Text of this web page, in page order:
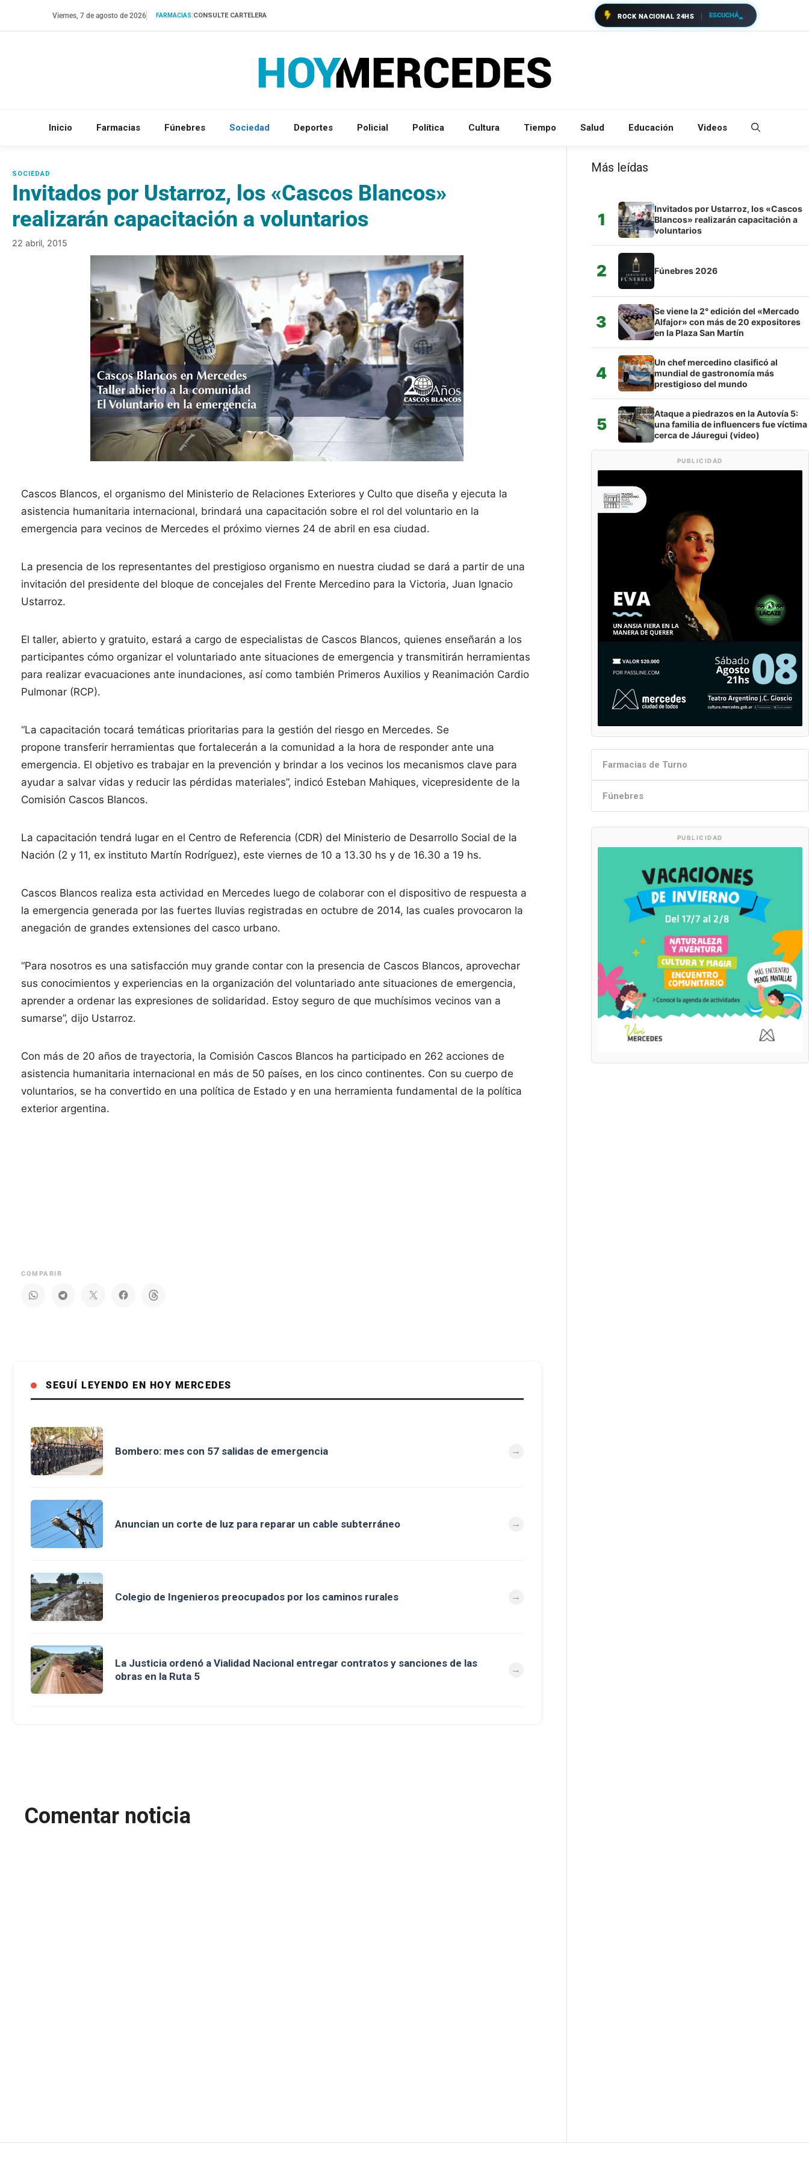
Viernes, 7 de agosto de 2026 FARMACIAS:CONSULTE CARTELERA ROCK NACIONAL 24HS ESCUCHÁ
Inicio Farmacias Fúnebres Sociedad Deportes Policial Política Cultura Tiempo Salud Educación Videos
Invitados por Ustarroz, los «Cascos Blancos»
realizarán capacitación a voluntarios
22 abril, 2015
Cascos Blancos, el organismo del Ministerio de Relaciones Exteriores y Culto que diseña y ejecuta la
asistencia humanitaria internacional, brindará una capacitación sobre el rol del voluntario en la
emergencia para vecinos de Mercedes el próximo viernes 24 de abril en esa ciudad.
La presencia de los representantes del prestigioso organismo en nuestra ciudad se dará a partir de una
invitación del presidente del bloque de concejales del Frente Mercedino para la Victoria, Juan Ignacio
Ustarroz.
El taller, abierto y gratuito, estará a cargo de especialistas de Cascos Blancos, quienes enseñarán a los
participantes cómo organizar el voluntariado ante situaciones de emergencia y transmitirán herramientas
para realizar evacuaciones ante inundaciones, así como también Primeros Auxilios y Reanimación Cardio
Pulmonar (RCP).
“La capacitación tocará temáticas prioritarias para la gestión del riesgo en Mercedes. Se
propone transferir herramientas que fortalecerán a la comunidad a la hora de responder ante una
emergencia. El objetivo es trabajar en la prevención y brindar a los vecinos los mecanismos clave para
ayudar a salvar vidas y reducir las pérdidas materiales”, indicó Esteban Mahiques, vicepresidente de la
Comisión Cascos Blancos.
La capacitación tendrá lugar en el Centro de Referencia (CDR) del Ministerio de Desarrollo Social de la
Nación (2 y 11, ex instituto Martín Rodríguez), este viernes de 10 a 13.30 hs y de 16.30 a 19 hs.
Cascos Blancos realiza esta actividad en Mercedes luego de colaborar con el dispositivo de respuesta a
la emergencia generada por las fuertes lluvias registradas en octubre de 2014, las cuales provocaron la
anegación de grandes extensiones del casco urbano.
“Para nosotros es una satisfacción muy grande contar con la presencia de Cascos Blancos, aprovechar
sus conocimientos y experiencias en la organización del voluntariado ante situaciones de emergencia,
aprender a ordenar las expresiones de solidaridad. Estoy seguro de que muchísimos vecinos van a
sumarse”, dijo Ustarroz.
Con más de 20 años de trayectoria, la Comisión Cascos Blancos ha participado en 262 acciones de
asistencia humanitaria internacional en más de 50 países, en los cinco continentes. Con su cuerpo de
voluntarios, se ha convertido en una política de Estado y en una herramienta fundamental de la política
exterior argentina.
COMPARIR
SEGUÍ LEYENDO EN HOY MERCEDES
Bombero: mes con 57 salidas de emergencia
Anuncian un corte de luz para reparar un cable subterráneo
Colegio de Ingenieros preocupados por los caminos rurales
La Justicia ordenó a Vialidad Nacional entregar contratos y sanciones de las
obras en la Ruta 5
Comentar noticia
Más leídas
1
Invitados por Ustarroz, los «Cascos
Blancos» realizarán capacitación a
voluntarios
2 Fúnebres 2026
3
Se viene la 2° edición del «Mercado
Alfajor» con más de 20 expositores
en la Plaza San Martín
4
Un chef mercedino clasificó al
mundial de gastronomía más
prestigioso del mundo
5
Ataque a piedrazos en la Autovía 5:
una familia de influencers fue víctima
cerca de Jáuregui (video)
PUBLICIDAD
Farmacias de Turno
Fúnebres
PUBLICIDAD